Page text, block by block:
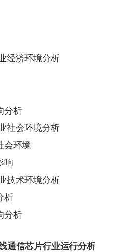
经济环境分析
分析
社会环境分析
会环境
响
技术环境分析
析
分析
通信芯片行业运行分析